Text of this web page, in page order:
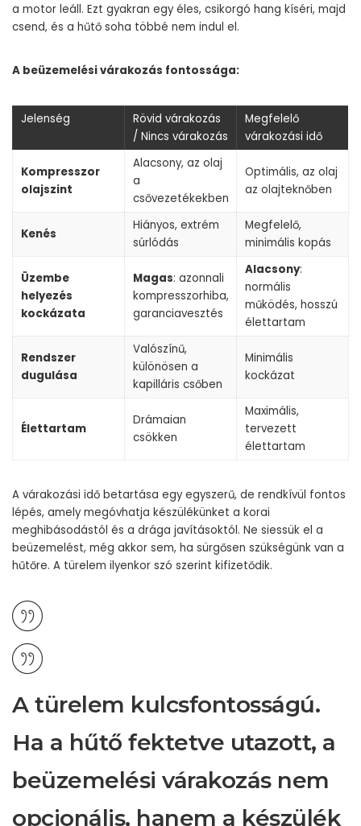
a motor leáll. Ezt gyakran egy éles, csikorgó hang kíséri, majd
csend, és a hűtő soha többé nem indul el.
A beüzemelési várakozás fontossága:
Jelenség
Rövid várakozás
/ Nincs várakozás
Megfelelő
várakozási idő
Kompresszor
olajszint
Alacsony, az olaj
a
csővezetékekben
Optimális, az olaj
az olajteknőben
Kenés
Hiányos, extrém
súrlódás
Megfelelő,
minimális kopás
Üzembe
helyezés
kockázata
Magas: azonnali
kompresszorhiba,
garanciavesztés
Alacsony:
normális
működés, hosszú
élettartam
Rendszer
dugulása
Valószínű,
különösen a
kapilláris csőben
Minimális
kockázat
Élettartam
Drámaian
csökken
Maximális,
tervezett
élettartam
A várakozási idő betartása egy egyszerű, de rendkívül fontos
lépés, amely megóvhatja készülékünket a korai
meghibásodástól és a drága javításoktól. Ne siessük el a
beüzemelést, még akkor sem, ha sürgősen szükségünk van a
hűtőre. A türelem ilyenkor szó szerint kifizetődik.
A türelem kulcsfontosságú.
Ha a hűtő fektetve utazott, a
beüzemelési várakozás nem
opcionális, hanem a készülék